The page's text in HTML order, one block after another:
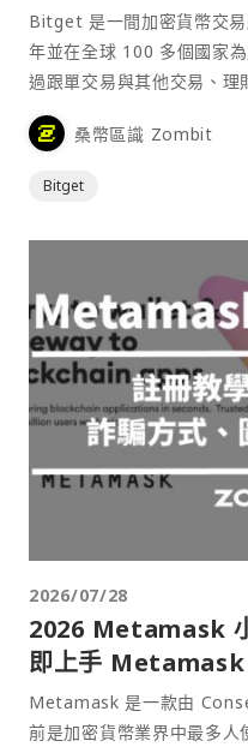
Bitget 是一間加密貨幣交
年並在全球 100 多個國家
過跟單交易與其他交易、理
桑幣區識 Zombit
Bitget
2026/07/28
2026 Metamask
即上手 Metamask
Metamask 是一款由
前是加密貨幣業界中最多